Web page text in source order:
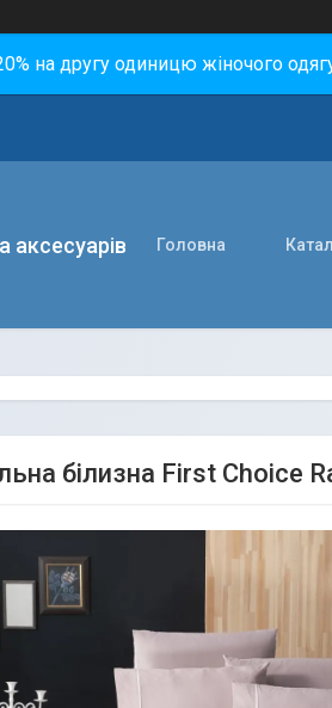
на другу одиницю жіночого
аксесуарів Головна
білизна First Choice